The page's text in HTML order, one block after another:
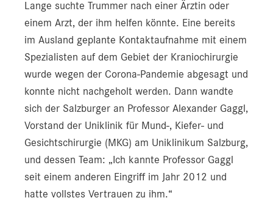
Lange suchte Trummer nach einer Ärztin oder
einem Arzt, der ihm helfen könnte. Eine bereits
im Ausland geplante Kontaktaufnahme mit einem
Spezialisten auf dem Gebiet der Kraniochirurgie
wurde wegen der Corona-Pandemie abgesagt und
konnte nicht nachgeholt werden. Dann wandte
sich der Salzburger an Professor Alexander Gaggl,
Vorstand der Uniklinik für Mund-, Kiefer- und
Gesichtschirurgie (MKG) am Uniklinikum Salzburg,
und dessen Team: „Ich kannte Professor Gaggl
seit einem anderen Eingriff im Jahr 2012 und
hatte vollstes Vertrauen zu ihm.“